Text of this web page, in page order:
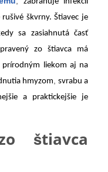
škvrny. Štiavec je
sa zasiahnutá časť
zo štiavca má
liekom aj na
hmyzom svrabu a
a praktickejšie je
štiavca